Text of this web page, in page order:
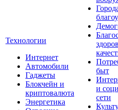
Технологии
Интернет
Автомобили
Гаджеты
Блокчейн и
криптовалюта
Энергетика
быт
и
сети